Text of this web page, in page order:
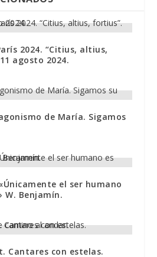
2024. “Citius, altius,
agosto 2024.
de María. Sigamos
el ser humano
W. Benjamín.
Cantares con estelas.